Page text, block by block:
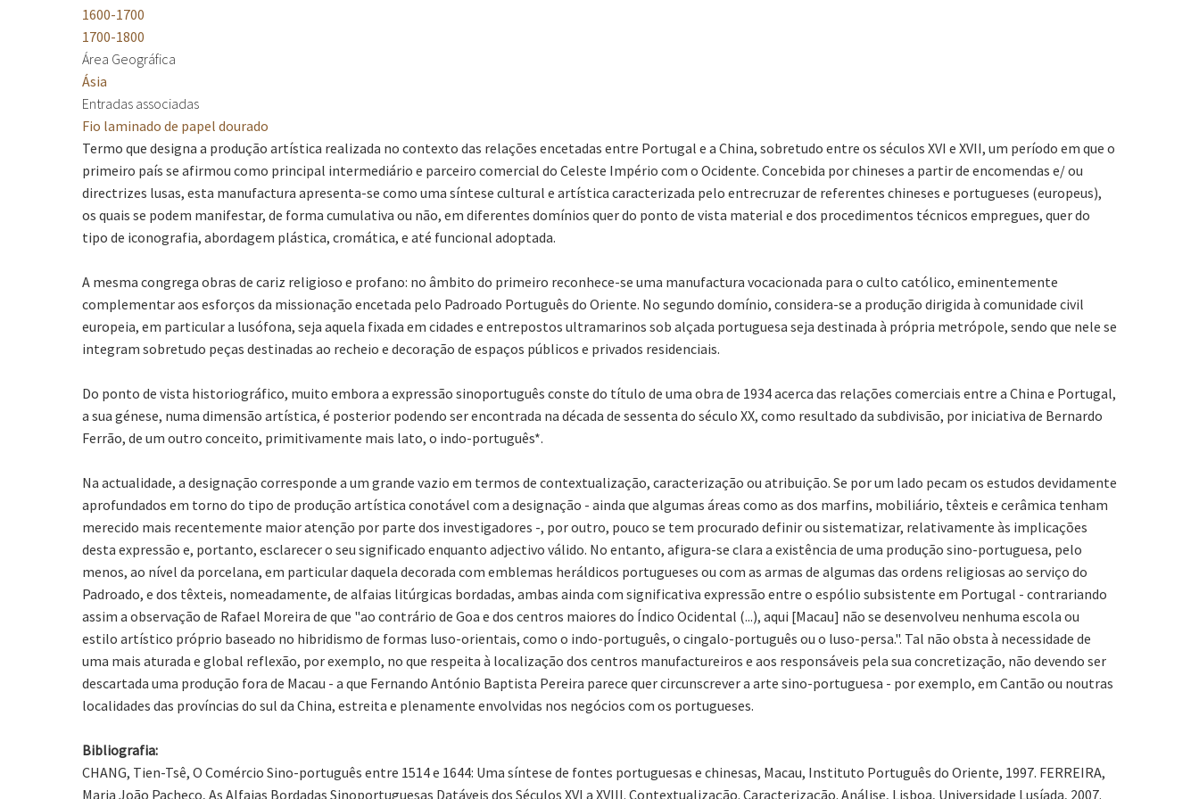
1600-1700
1700-1800
Área Geográfica
Ásia
Entradas associadas
Fio laminado de papel dourado
Termo que designa a produção artística realizada no contexto das relações encetadas entre Portugal e a China, sobretudo entre os séculos XVI e XVII, um período em que o
primeiro país se afirmou como principal intermediário e parceiro comercial do Celeste Império com o Ocidente. Concebida por chineses a partir de encomendas e/ ou
directrizes lusas, esta manufactura apresenta-se como uma síntese cultural e artística caracterizada pelo entrecruzar de referentes chineses e portugueses (europeus),
os quais se podem manifestar, de forma cumulativa ou não, em diferentes domínios quer do ponto de vista material e dos procedimentos técnicos empregues, quer do
tipo de iconografia, abordagem plástica, cromática, e até funcional adoptada.
A mesma congrega obras de cariz religioso e profano: no âmbito do primeiro reconhece-se uma manufactura vocacionada para o culto católico, eminentemente
complementar aos esforços da missionação encetada pelo Padroado Português do Oriente. No segundo domínio, considera-se a produção dirigida à comunidade civil
europeia, em particular a lusófona, seja aquela fixada em cidades e entrepostos ultramarinos sob alçada portuguesa seja destinada à própria metrópole, sendo que nele se
integram sobretudo peças destinadas ao recheio e decoração de espaços públicos e privados residenciais.
Do ponto de vista historiográfico, muito embora a expressão sinoportuguês conste do título de uma obra de 1934 acerca das relações comerciais entre a China e Portugal,
a sua génese, numa dimensão artística, é posterior podendo ser encontrada na década de sessenta do século XX, como resultado da subdivisão, por iniciativa de Bernardo
Ferrão, de um outro conceito, primitivamente mais lato, o indo-português*.
Na actualidade, a designação corresponde a um grande vazio em termos de contextualização, caracterização ou atribuição. Se por um lado pecam os estudos devidamente
aprofundados em torno do tipo de produção artística conotável com a designação - ainda que algumas áreas como as dos marfins, mobiliário, têxteis e cerâmica tenham
merecido mais recentemente maior atenção por parte dos investigadores -, por outro, pouco se tem procurado definir ou sistematizar, relativamente às implicações
desta expressão e, portanto, esclarecer o seu significado enquanto adjectivo válido. No entanto, afigura-se clara a existência de uma produção sino-portuguesa, pelo
menos, ao nível da porcelana, em particular daquela decorada com emblemas heráldicos portugueses ou com as armas de algumas das ordens religiosas ao serviço do
Padroado, e dos têxteis, nomeadamente, de alfaias litúrgicas bordadas, ambas ainda com significativa expressão entre o espólio subsistente em Portugal - contrariando
assim a observação de Rafael Moreira de que "ao contrário de Goa e dos centros maiores do Índico Ocidental (...), aqui [Macau] não se desenvolveu nenhuma escola ou
estilo artístico próprio baseado no hibridismo de formas luso-orientais, como o indo-português, o cingalo-português ou o luso-persa.". Tal não obsta à necessidade de
uma mais aturada e global reflexão, por exemplo, no que respeita à localização dos centros manufactureiros e aos responsáveis pela sua concretização, não devendo ser
descartada uma produção fora de Macau - a que Fernando António Baptista Pereira parece quer circunscrever a arte sino-portuguesa - por exemplo, em Cantão ou noutras
localidades das províncias do sul da China, estreita e plenamente envolvidas nos negócios com os portugueses.
Bibliografia:
CHANG, Tien-Tsê, O Comércio Sino-português entre 1514 e 1644: Uma síntese de fontes portuguesas e chinesas, Macau, Instituto Português do Oriente, 1997. FERREIRA,
Maria João Pacheco, As Alfaias Bordadas Sinoportuguesas Datáveis dos Séculos XVI a XVIII. Contextualização. Caracterização. Análise, Lisboa, Universidade Lusíada, 2007.